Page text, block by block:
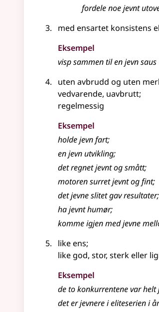
fordele noe jevnt
med ensartet konsistens
Eksempel
visp sammen til en jevn saus
uten avbrudd og uten
vedvarende, uavbrutt;
regelmessig
Eksempel
holdejevnfart;
enjevn utvikling;
det regnetjevntog smått;
motoren surretjevntog fint;
detjevneslitet gav resultater;
ha jevnt humør;
komme igjen medjevne
like ens;
like god, stor, sterkeller
Eksempel
de to konkurrentene var helt
det er jevnere i eliteserien i år